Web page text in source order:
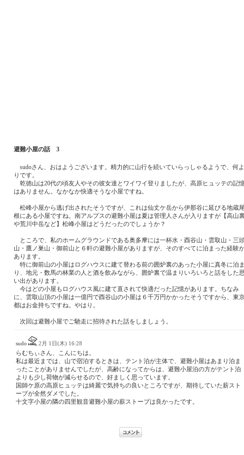
避難小屋の話 3
sudoさん、おはようございます。精力的に山行を続いていらっしゃるようで、何よ
りです。
乾徳山は20代の頃友人やその彼女達とワイワイ登りましたが、高原ヒュッテの記
はありません。なかなか快適そうな小屋ですね。
松峰小屋から逃げ出されたそうですが、これは仙丈ケ岳から伊那谷に延びる地蔵
根にある小屋ですね。南アルプスの避難小屋は夏は管理人さんが入りますが【高山
や荒川中岳など】松峰小屋はどうだったのでしょうか？
ところで、私のホームグラウンドである奥多摩には一杯水・酉谷山・雲取山・三
山・鷹ノ巣山・御前山と６軒の避難小屋がありますが、そのすべてに泊まった経験
あります。
特に御前山の小屋はログハウスに建て替わる前の囲炉裏のあった小屋に真冬に泊ま
り、地元・数馬の林業の人と酒を飲みながら、囲炉裏で温まりいろいろと話をした思
い出があります。
今はどの小屋もログハウス風に建て直されて快適だった記憶があります。ちなみ
に、雲取山頂の小屋は一億円で酉谷山の小屋は６千万円かかったそうですから、東
都はお金持ちですね。やはり。
次回は避難小屋でご馳走に招待された話をしましょう。
sudo 2月 1日(木) 16:28
らむちぃさん、こんにちは。
私は最近までは、山で宿泊するときは、テント泊が主体で、避難小屋はあまり泊ま
ったことがありませんでしたが、高齢になってからは、避難小屋泊の方がテント泊
よりも少し荷物が減らせるので、好ましく思っています。
国師ケ原の高原ヒュッテは綺麗で気持ちの良いところですが、期待していた薪スト
ーブが全然ダメでした。
十文字小屋の隣の四里観音避難小屋の薪ストーブは良かったです。